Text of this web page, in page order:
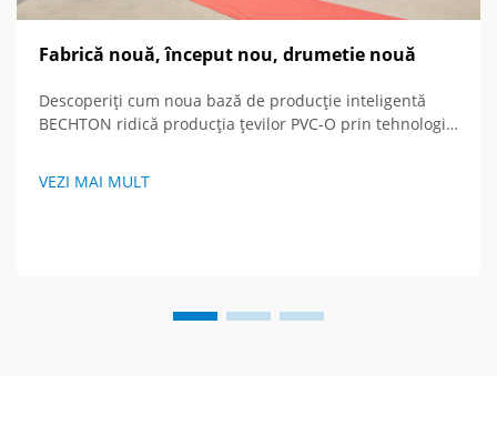
Fabrică nouă, început nou, drumetie nouă
Descoperiți cum noua bază de producție inteligentă
BECHTON ridică producția țevilor PVC-O prin tehnologie
VEZI MAI MULT